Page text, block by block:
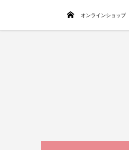
トップページオンラインショップ